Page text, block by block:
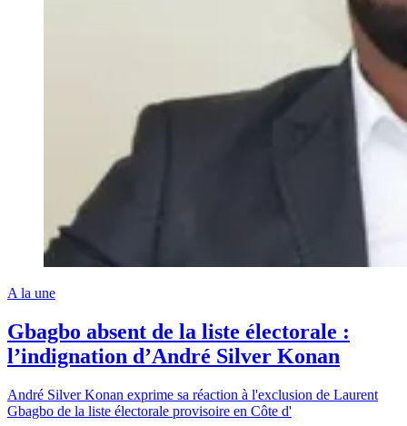
A la une
Gbagbo absent de la liste électorale :
l’indignation d’André Silver Konan
André Silver Konan exprime sa réaction à l'exclusion de Laurent
Gbagbo de la liste électorale provisoire en Côte d'